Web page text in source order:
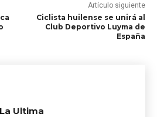
Artículo siguiente
Ciclista huilense se unirá al
Club Deportivo Luyma de
España
La Ultima